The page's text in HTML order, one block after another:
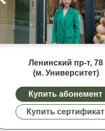
Купить абонемент
Купить сертификат
Ленинский пр-т, 78
(м. Университет)